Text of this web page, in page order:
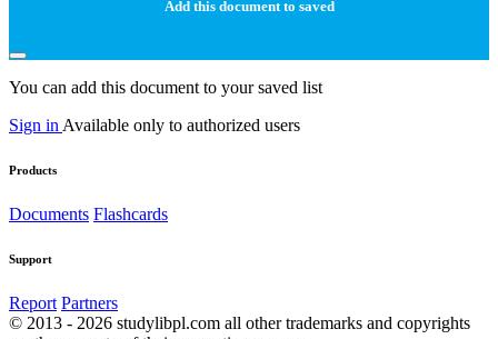
Add this document to saved
You can add this document to your saved list
Sign in Available only to authorized users
Products
Documents Flashcards
Support
Report Partners
© 2013 - 2026 studylibpl.com all other trademarks and copyrights